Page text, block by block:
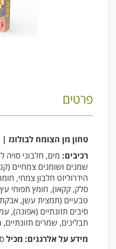
פרטים
טחון מן הצומח לבולונז | 400 גרם
רכיבים:
שמנים ושומנים צמחיים
הידרוליזט חלבון צמחי,
סלק, קקאו), חומץ תפוחי
טבעיים (תמצית עשן,
סיבים תזונתיים (אפונה),
תבלינים, שמרים
מידע על אלרגנים: מכיל